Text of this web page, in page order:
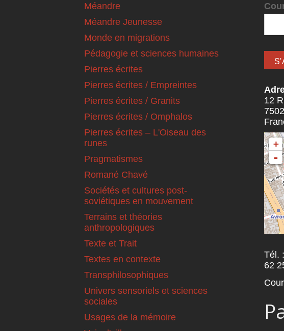
Méandre
Méandre Jeunesse
Monde en migrations
Pédagogie et sciences humaines
Pierres écrites
Pierres écrites / Empreintes
Pierres écrites / Granits
Pierres écrites / Omphalos
Pierres écrites – L'Oiseau des
runes
Pragmatismes
Romané Chavé
Sociétés et cultures post-
soviétiques en mouvement
Terrains et théories
anthropologiques
Texte et Trait
Textes en contexte
Transphilosophiques
Univers sensoriels et sciences
sociales
Usages de la mémoire
12
+
-
Tél.
62